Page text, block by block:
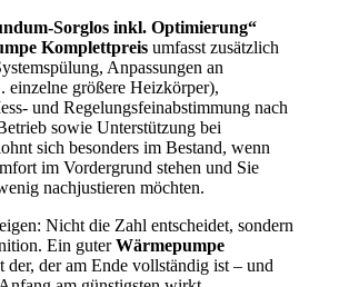
Sorglos inkl. Optimierung“
Komplettpreis umfasst zusätzlich
Anpassungen an
einzelne größere Heizkörper),
und Regelungsfeinabstimmung nach
sowie Unterstützung bei
sich besonders im Bestand, wenn
im Vordergrund stehen und Sie
nachjustieren möchten.
Nicht die Zahl entscheidet, sondern
Ein guterWärmepumpe
der, der am Ende vollständig ist – und